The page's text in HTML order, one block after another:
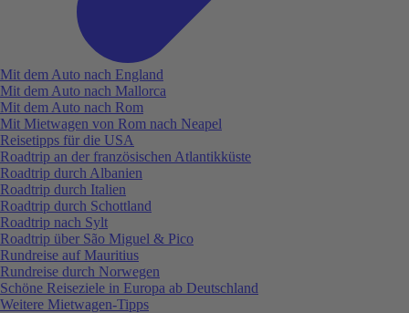
Mit dem Auto nach England
Mit dem Auto nach Mallorca
Mit dem Auto nach Rom
Mit Mietwagen von Rom nach Neapel
Reisetipps für die USA
Roadtrip an der französischen Atlantikküste
Roadtrip durch Albanien
Roadtrip durch Italien
Roadtrip durch Schottland
Roadtrip nach Sylt
Roadtrip über São Miguel & Pico
Rundreise auf Mauritius
Rundreise durch Norwegen
Schöne Reiseziele in Europa ab Deutschland
Weitere Mietwagen-Tipps